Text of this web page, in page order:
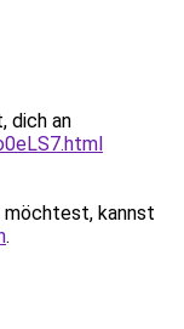
dich an
möchtest, kannst
.